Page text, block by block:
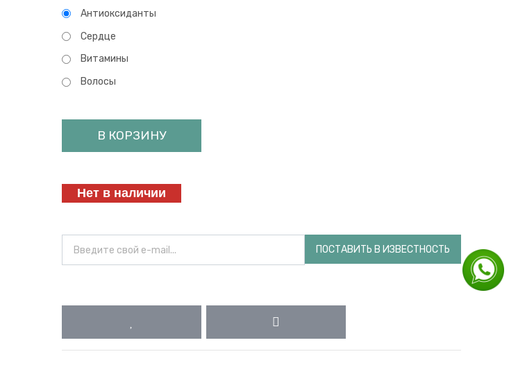
Антиоксиданты
Сердце
Витамины
Волосы
В КОРЗИНУ
Нет в наличии
ПОСТАВИТЬ В ИЗВЕСТНОСТЬ